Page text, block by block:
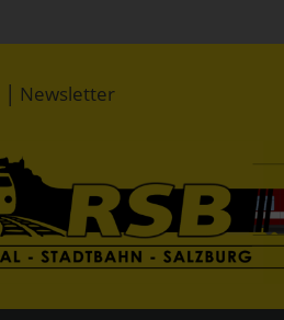
| Newsletter